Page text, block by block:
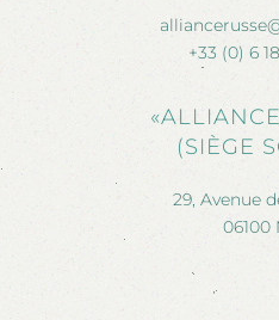
+33 (0) 6
(SIÈGE
29, Avenue
06100